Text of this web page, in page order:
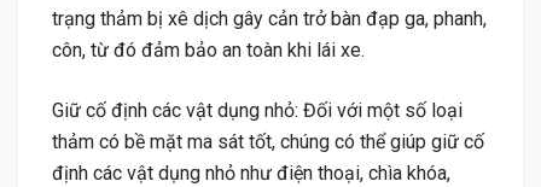
trạng thảm bị xê dịch gây cản trở bàn đạp ga, phanh,
côn, từ đó đảm bảo an toàn khi lái xe.
Giữ cố định các vật dụng nhỏ: Đối với một số loại
thảm có bề mặt ma sát tốt, chúng có thể giúp giữ cố
định các vật dụng nhỏ như điện thoại, chìa khóa,